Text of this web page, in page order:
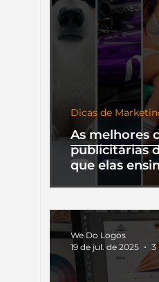
As melhores
publicitárias
que elas
Dicas de
We Do Logos
19 de jul. de 2025
3